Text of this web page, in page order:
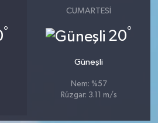
°
CUMARTESI
20°
Güneşli
Nem: %57
Rüzgar: 3.11 m/s